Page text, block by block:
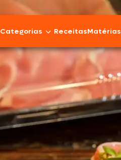
Categorias
Bovinos
Cordeiro
Carnes Suínas
ReceitasMatérias